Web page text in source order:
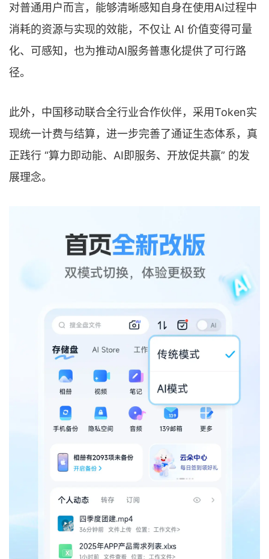
对普通用户而言，能够清晰感知自身在使用AI过程中
消耗的资源与实现的效能，不仅让 AI 价值变得可量
化、可感知，也为推动AI服务普惠化提供了可行路
径。
此外，中国移动联合全行业合作伙伴，采用Token实
现统一计费与结算，进一步完善了通证生态体系，真
正践行 “算力即动能、AI即服务、开放促共赢” 的发
展理念。